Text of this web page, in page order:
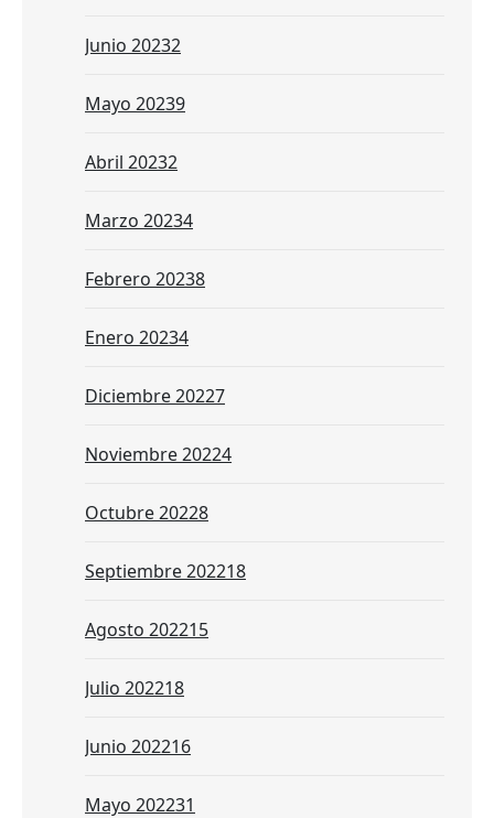
Junio 20232
Mayo 20239
Abril 20232
Marzo 20234
Febrero 20238
Enero 20234
Diciembre 20227
Noviembre 20224
Octubre 20228
Septiembre 202218
Agosto 202215
Julio 202218
Junio 202216
Mayo 202231